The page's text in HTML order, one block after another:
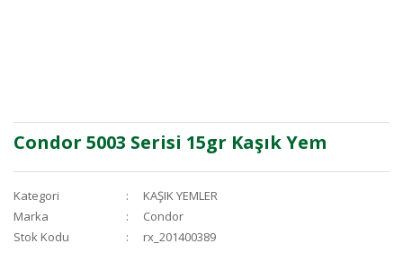
Condor 5003 Serisi 15gr Kaşık Yem
Kategori
KAŞIK YEMLER
Marka
Condor
Stok Kodu
rx_201400389